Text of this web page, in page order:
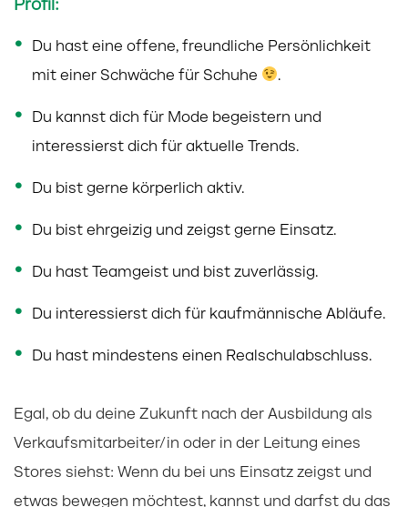
Profil:
Du hast eine offene, freundliche Persönlichkeit
mit einer Schwäche für Schuhe
.
Du kannst dich für Mode begeistern und
interessierst dich für aktuelle Trends.
Du bist gerne körperlich aktiv.
Du bist ehrgeizig und zeigst gerne Einsatz.
Du hast Teamgeist und bist zuverlässig.
Du interessierst dich für kaufmännische Abläufe.
Du hast mindestens einen Realschulabschluss.
Egal, ob du deine Zukunft nach der Ausbildung als
Verkaufsmitarbeiter/in oder in der Leitung eines
Stores siehst: Wenn du bei uns Einsatz zeigst und
etwas bewegen möchtest, kannst und darfst du das